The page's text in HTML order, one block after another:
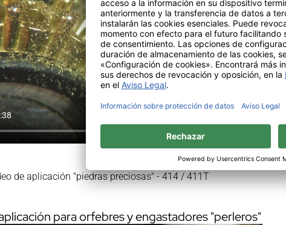
de aplicación "piedras preciosas" - 414 / 411T
para orfebres y engastadores "perleros"